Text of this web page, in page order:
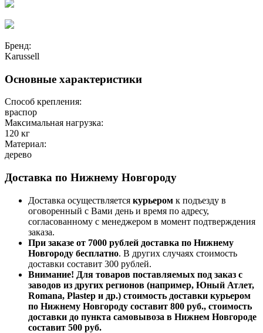
Бренд:
Karussell
Основные характеристики
Способ крепления:
враспор
Максимальная нагрузка:
120 кг
Материал:
дерево
Доставка по Нижнему Новгороду
Доставка осуществляется курьером к подъезду в
оговоренный с Вами день и время по адресу,
согласованному с менеджером в момент подтверждения
заказа.
При заказе от 7000 рублей доставка по Нижнему
Новгороду бесплатно. В других случаях стоимость
доставки составит 300 рублей.
Внимание! Для товаров поставляемых под заказ с
заводов из других регионов (например, Юный Атлет,
Romana, Plastep и др.) стоимость доставки курьером
по Нижнему Новгороду составит 800 руб., стоимость
доставки до пункта самовывоза в Нижнем Новгороде
составит 500 руб.